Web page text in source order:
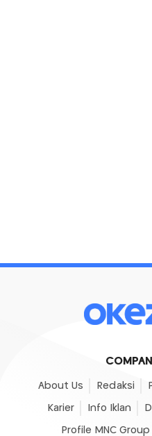
About Us Redaksi
Karier Info Iklan
Profile MNC Group